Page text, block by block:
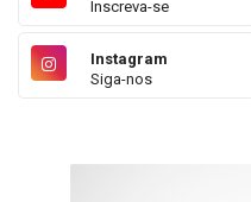
Inscreva-se
Instagram
Siga-nos